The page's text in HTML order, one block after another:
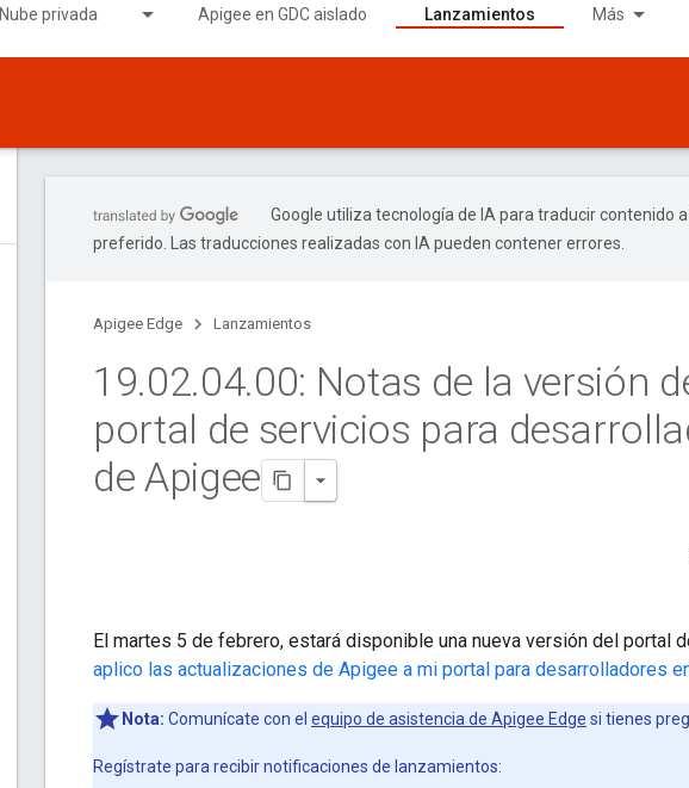
Nube privada Apigee en GDC aislado Lanzamientos Más
Google utiliza tecnología de IA para traducir contenido
preferido. Las traducciones realizadas con IA pueden contener errores.
Apigee Edge Lanzamientos
19.02.04.00: Notas de la versión
portal de servicios para
de Apigee
El martes 5 de febrero, estará disponible una nueva versión del portal
aplico las actualizaciones de Apigee a mi portal para desarrolladores
Nota: Comunícate con el equipo de asistencia de Apigee Edge si tienes
Regístrate para recibir notificaciones de lanzamientos: